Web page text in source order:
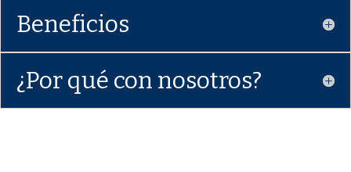
Beneficios
¿Por qué con nosotros?